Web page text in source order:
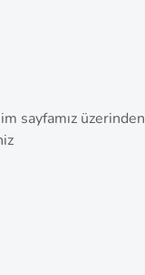
sayfamız üzerinden